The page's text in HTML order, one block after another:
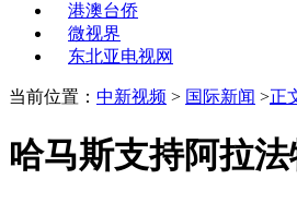
港澳台侨
微视界
东北亚电视网
当前位置： 中新视频 > 国际新闻 >正
哈马斯支持阿拉